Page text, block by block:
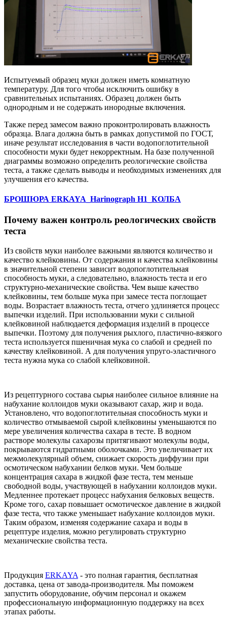
Испытуемый образец муки должен иметь комнатную
температуру. Для того чтобы исключить ошибку в
сравнительных испытаниях. Образец должен быть
однородным и не содержать инородные включения.
Также перед замесом важно проконтролировать влажность
образца. Влага должна быть в рамках допустимой по ГОСТ,
иначе результат исследования в части водопоглотительной
способности муки будет некорректным. На базе полученной
диаграммы возможно определить реологические свойства
теста, а также сделать выводы и необходимых изменениях для
улучшения его качества.
БРОШЮРА ERKAYA_Harinograph H1_КОЛБА
Почему важен контроль реологических свойств
теста
Из свойств муки наиболее важными являются количество и
качество клейковины. От содержания и качества клейковины
в значительной степе­ни зависит водопоглотительная
способность муки, а следовательно, влаж­ность теста и его
структурно-механические свойства. Чем выше качество
клейковины, тем больше мука при замесе теста поглощает
воды. Возрас­тает влажность теста, отчего удлиняется процесс
выпечки изделий. При использовании муки с сильной
клейковиной наблюдается деформация из­делий в процессе
выпечки. Поэтому для получения рыхлого, пластично-­вязкого
теста используется пшеничная мука со слабой и средней по
каче­ству клейковиной. А для получения упруго-эластичного
теста нужна мука со слабой клейковиной.
Из рецептурного состава сырья наиболее сильное влияние на
набуха­ние коллоидов муки оказывают сахар, жир и вода.
Установлено, что водопоглотительная способность муки и
количество отмываемой сырой клейковины уменьшаются по
мере увеличения количе­ства сахара в тесте. В водном
растворе молекулы сахарозы притягивают молекулы воды,
покрываются гидратными оболочками. Это увеличивает их
межмолекулярный объем, снижает скорость диффузии при
осмотичес­ком набухании белков муки. Чем больше
концентрация сахара в жидкой фазе теста, тем меньше
свободной воды, участвующей в набухании колло­идов муки.
Медленнее протекает процесс набухания белковых веществ.
Кроме того, сахар повышает осмотическое давление в жидкой
фазе теста, что также уменьшает набухание коллоидов муки.
Таким образом, изменяя содержание сахара и воды в
рецептуре изделия, можно регулировать струк­турно
механические свойства теста.
Продукция ERKAYA - это полная гарантия, бесплатная
доставка, цена от завода-производителя. Мы поможем
запустить оборудование, обучим персонал и окажем
профессиональную информационную поддержку на всех
этапах работы.